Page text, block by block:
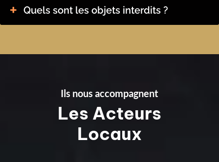
Quels sont les objets interdits ?
Ils nous accompagnent
Les Acteurs
Locaux